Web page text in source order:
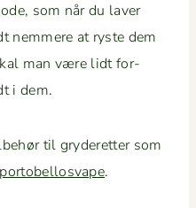
som når du laver
nem­mere at ryste dem
man være lidt for­
i dem.
til gry­deretter som
.